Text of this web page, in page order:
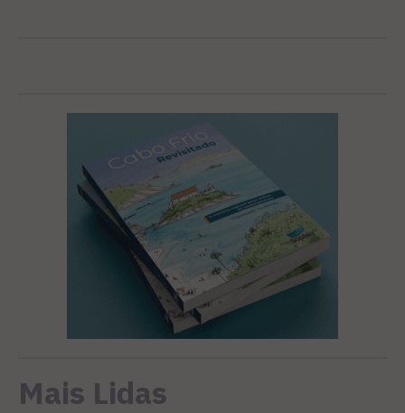
Mais Lidas